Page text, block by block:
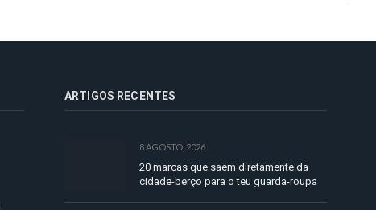
ARTIGOS RECENTES
8 AGOSTO, 2026
20 marcas que saem diretamente da
cidade-berço para o teu guarda-roupa